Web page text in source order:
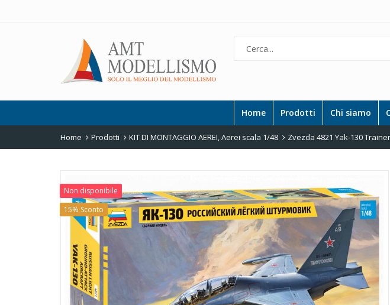
Home Prodotti Chi siamo
Home Prodotti KIT DI MONTAGGIO AEREI,Aerei scala 1/48 Zvezda 4821 Yak-130 Trainer
Non disponibile
15% Sconto